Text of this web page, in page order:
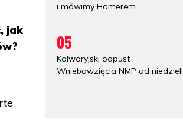
jak
i mówimy Homerem
05
Kalwaryjski odpust
Wniebowzięcia NMP od niedzieli